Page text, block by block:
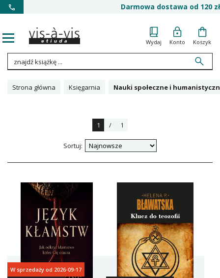
Darmowa dostawa od 120 zł
Wydaj Konto Koszyk
Strona główna Księgarnia Nauki społeczne i
1 / 1
Sortuj:
W sprzedaży od 2026-09-17